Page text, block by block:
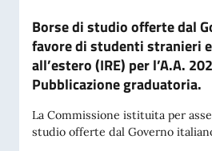
Borse di studio offerte dal
favore di studenti stranieri
all’estero (IRE) per l’A.A.
Pubblicazione graduatoria.
La Commissione istituita per
studio offerte dal Governo